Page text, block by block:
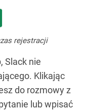
rejestracji
Slack nie
Klikając
do rozmowy z
lub wpisać